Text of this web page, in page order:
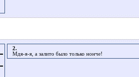
2.
Мдя-я-я, а залито было только нонче!